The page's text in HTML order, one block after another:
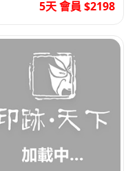
5天 會員 $2198